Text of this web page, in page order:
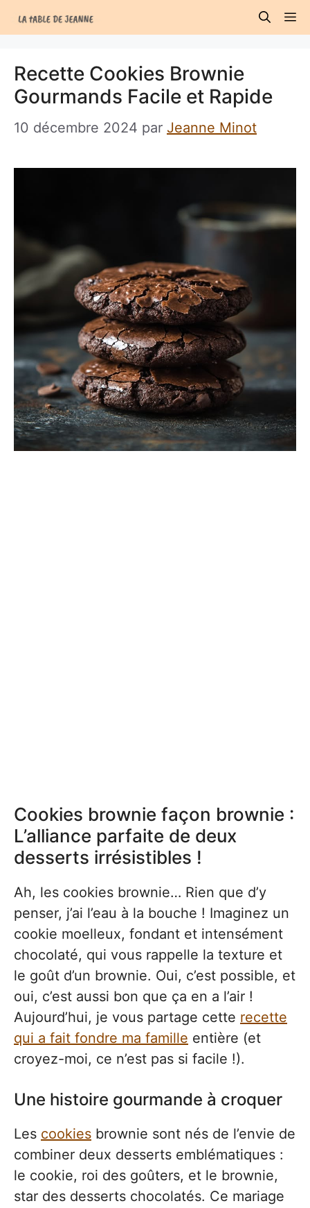
au
Recette Cookies Brownie
Gourmands Facile et Rapide
10 décembre 2024 par Jeanne Minot
Cookies brownie façon brownie :
L’alliance parfaite de deux
desserts irrésistibles !
Ah, les cookies brownie… Rien que d’y
penser, j’ai l’eau à la bouche ! Imaginez un
cookie moelleux, fondant et intensément
chocolaté, qui vous rappelle la texture et
le goût d’un brownie. Oui, c’est possible, et
oui, c’est aussi bon que ça en a l’air !
Aujourd’hui, je vous partage cette recette
qui a fait fondre ma famille entière (et
croyez-moi, ce n’est pas si facile !).
Une histoire gourmande à croquer
Les cookies brownie sont nés de l’envie de
combiner deux desserts emblématiques :
le cookie, roi des goûters, et le brownie,
star des desserts chocolatés. Ce mariage